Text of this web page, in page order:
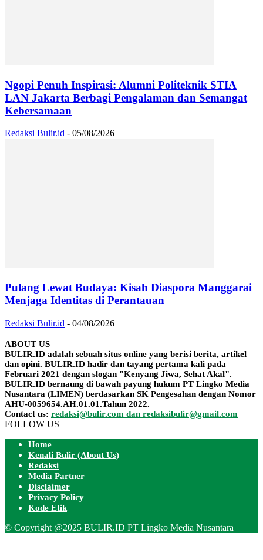
Ngopi Penuh Inspirasi: Alumni Politeknik STIA
LAN Jakarta Berbagi Pengalaman dan Semangat
Kebersamaan
Redaksi Bulir.id - 05/08/2026
Pulang Lewat Budaya: Kisah Diaspora Manggarai
Menjaga Identitas di Perantauan
Redaksi Bulir.id - 04/08/2026
ABOUT US
BULIR.ID adalah sebuah situs online yang berisi berita, artikel
dan opini. BULIR.ID hadir dan tayang pertama kali pada
Februari 2021 dengan slogan "Kenyang Jiwa, Sehat Akal".
BULIR.ID bernaung di bawah payung hukum PT Lingko Media
Nusantara (LIMEN) berdasarkan SK Pengesahan dengan Nomor
AHU-0059654.AH.01.01.Tahun 2022.
Contact us: redaksi@bulir.com dan redaksibulir@gmail.com
FOLLOW US
Home
Kenali Bulir (About Us)
Redaksi
Media Partner
Disclaimer
Privacy Policy
Kode Etik
© Copyright @2025 BULIR.ID PT Lingko Media Nusantara